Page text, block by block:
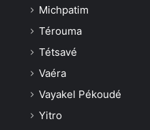
Michpatim
Térouma
Tétsavé
Vaéra
Vayakel Pékoudé
Yitro